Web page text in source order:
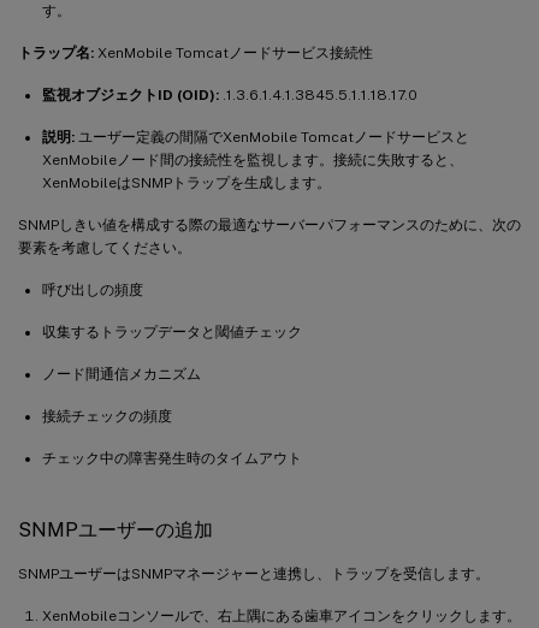
す。
トラップ名: XenMobile Tomcatノードサービス接続性
監視オブジェクトID (OID): .1.3.6.1.4.1.3845.5.1.1.18.17.0
説明: ユーザー定義の間隔でXenMobile Tomcatノードサービスと
XenMobileノード間の接続性を監視します。接続に失敗すると、
XenMobileはSNMPトラップを生成します。
SNMPしきい値を構成する際の最適なサーバーパフォーマンスのために、次の
要素を考慮してください。
呼び出しの頻度
収集するトラップデータと閾値チェック
ノード間通信メカニズム
接続チェックの頻度
チェック中の障害発生時のタイムアウト
SNMPユーザーの追加
SNMPユーザーはSNMPマネージャーと連携し、トラップを受信します。
XenMobileコンソールで、右上隅にある歯車アイコンをクリックします。